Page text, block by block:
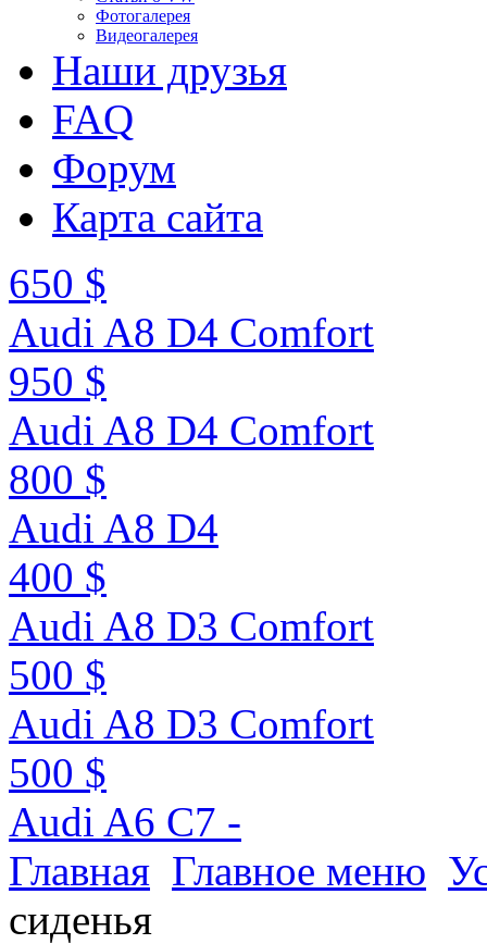
Фотогалерея
Видеогалерея
Наши друзья
FAQ
Форум
Карта сайта
650 $
Audi A8 D4 Сomfort
950 $
Audi A8 D4 Сomfort
800 $
Audi A8 D4
400 $
Audi A8 D3 Comfort
500 $
Audi A8 D3 Comfort
500 $
Audi A6 C7 -
Главная Главное меню
сиденья